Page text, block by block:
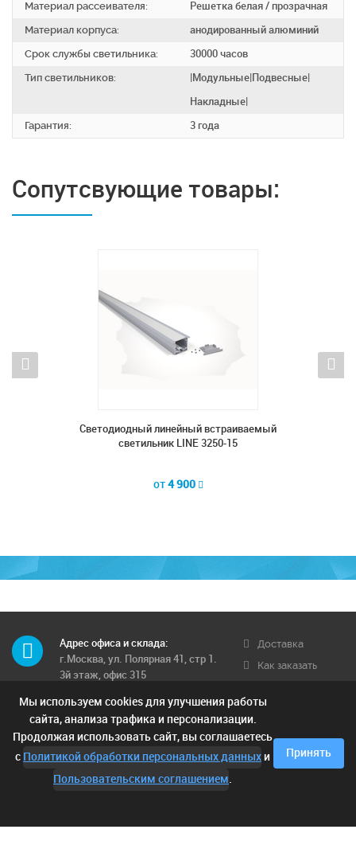
Материал рассеивателя:
Решетка белая / прозрачная
Материал корпуса:
анодированный алюминий
Срок службы светильника:
30000 часов
Тип светильников:
|Модульные|Подвесные|
Накладные|
Гарантия:
3 года
Сопутсвующие товары:
Светодиодный линейный встраиваемый
светильник LINE 3250-15
от4 900
Адрес офиса и склада:
г.Москва, ул. Полярная 41, стр 1.
3й этаж, офис 315
Телефон многоканальный:
8 (495) 662-71-12
8 (925) 249-00-15; 8 (903) 682-42-
05;
Доставка
Как заказать
Условия
доставки
Отзывы
Мы используем cookies для улучшения работы
сайта, анализа трафика и персонализации.
Продолжая использовать сайт, вы соглашаетесь
с Политикой обработки персональных данныхи
Пользовательским соглашением.
Принять